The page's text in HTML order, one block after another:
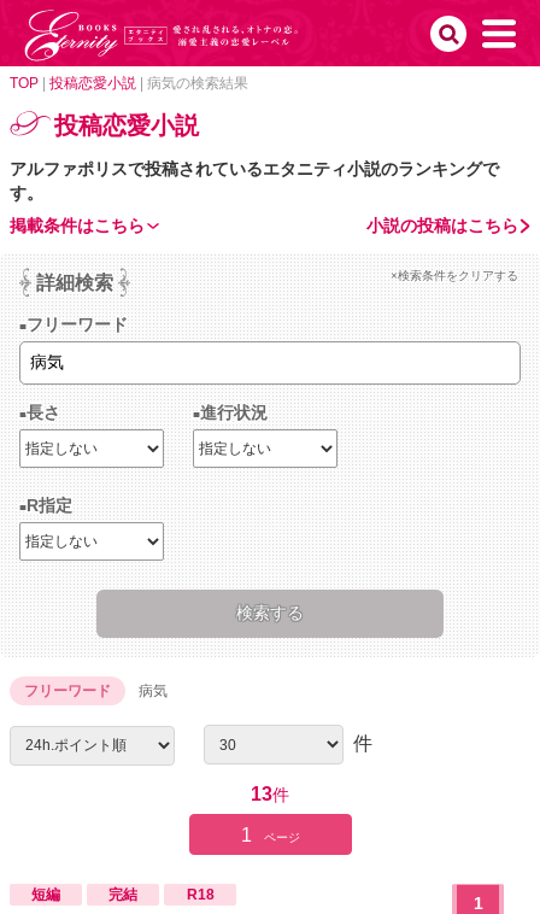
TOP 投稿恋愛小説 病気の検索結果
投稿恋愛小説
アルファポリスで投稿されているエタニティ小説のランキングで
す。
小説の投稿はこちら
掲載条件はこちら
詳細検索 ×検索条件をクリアする
フリーワード
長さ 進行状況
R指定
フリーワード 病気
件
13件
1 ページ
短編 完結 R18 1